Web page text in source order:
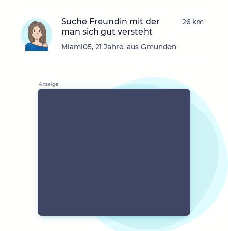
Suche Freundin mit der
man sich gut versteht
Miami05, 21 Jahre, aus Gmunden
26 km